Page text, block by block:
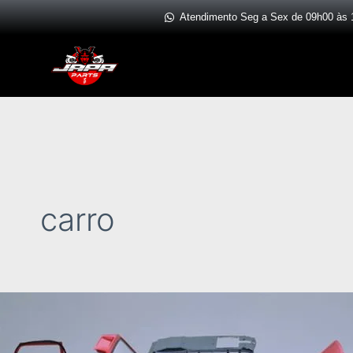
Ir
Atendimento Seg a Sex de 09h00 às
carro